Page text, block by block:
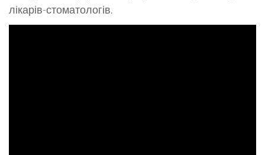
лікарів-стоматологів.